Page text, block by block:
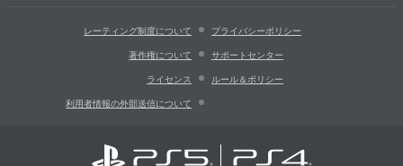
レーティング制度について プライバシーポリシー
著作権について サポートセンター
ライセンス ルール＆ポリシー
利用者情報の外部送信について